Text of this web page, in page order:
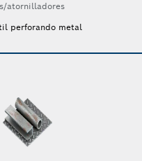
atornilladores
perforando metal